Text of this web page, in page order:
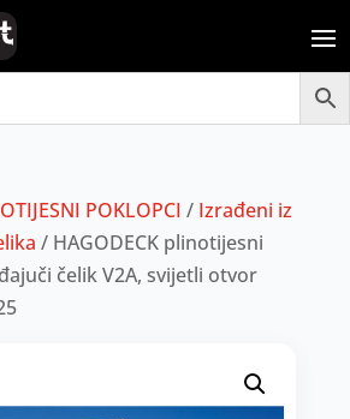
POKLOPCI / Izrađeni iz
/ HAGODECK plinotijesni
čelik V2A, svijetli otvor